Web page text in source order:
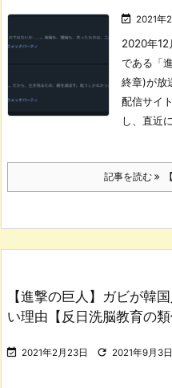
 2021年
2020年12
である「
終章)が放
配信サイ
し、直近
記事を読む 【
【進撃の巨人】ガビが韓
い理由【反日洗脳教育の類
 2021年2月23日  2021年9月3日